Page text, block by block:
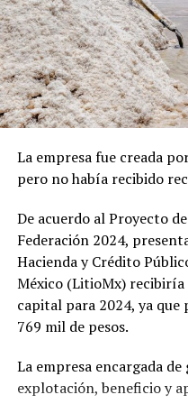
Europa observa sin voto.
materias primas a China
seguridad
de ambos lados. Cada
esta semana
Mantente actualizado
Energía y Ecología .
foro bilateral en México,
asistentes rusos y
Una apuesta
petróleo al
Durante el Foro de San
claro que su interés va
comercio tradicional. En
autoridades mexicanas,
estratégica en sectores
energías renovables y
En este rubro, destaca
suministro de uranio a la
Verde y la
reactores modulares
sin acceso a redes
La empresa fue creada
pero no había recibido
De acuerdo al Proyecto
Federación 2024,
Hacienda y Crédito
México (LitioMx)
capital para 2024, ya
769 mil de pesos.
La empresa encargada
explotación, beneficio y